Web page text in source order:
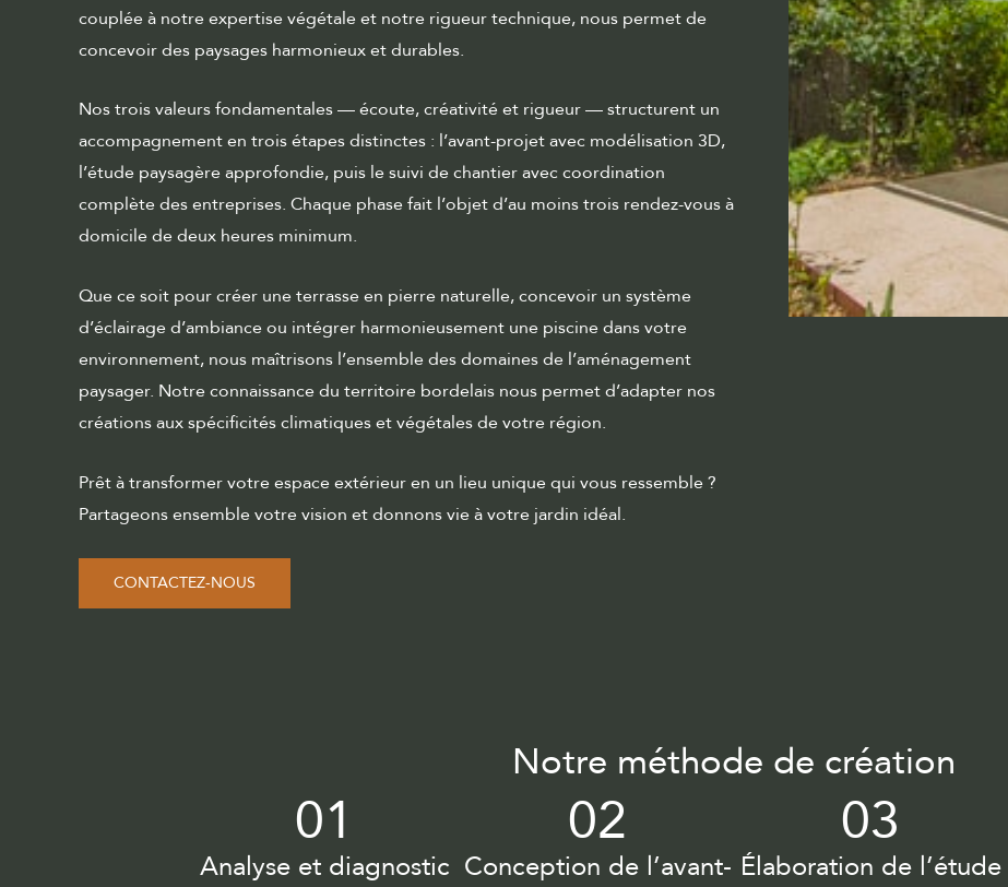
couplée à notre expertise végétale et notre rigueur technique, nous permet de
concevoir des paysages harmonieux et durables.
Nos trois valeurs fondamentales — écoute, créativité et rigueur — structurent un
accompagnement en trois étapes distinctes : l’avant-projet avec modélisation 3D,
l’étude paysagère approfondie, puis le suivi de chantier avec coordination
complète des entreprises. Chaque phase fait l’objet d’au moins trois rendez-vous à
domicile de deux heures minimum.
Que ce soit pour créer une terrasse en pierre naturelle, concevoir un système
d’éclairage d’ambiance ou intégrer harmonieusement une piscine dans votre
environnement, nous maîtrisons l’ensemble des domaines de l’aménagement
paysager. Notre connaissance du territoire bordelais nous permet d’adapter nos
créations aux spécificités climatiques et végétales de votre région.
Prêt à transformer votre espace extérieur en un lieu unique qui vous ressemble ?
Partageons ensemble votre vision et donnons vie à votre jardin idéal.
CONTACTEZ-NOUS
Notre méthode de création
01
Analyse et diagnostic
02
Conception de l’avant-
03
Élaboration de l’étude